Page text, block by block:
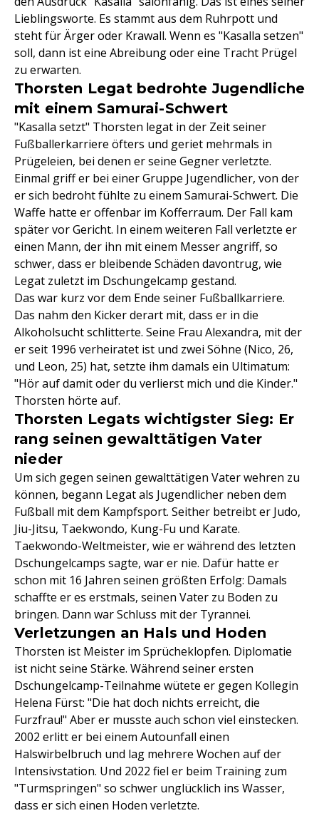
Lieblingsworte. Es stammt aus dem Ruhrpott und
steht für Ärger oder Krawall. Wenn es "Kasalla setzen"
soll, dann ist eine Abreibung oder eine Tracht Prügel
zu erwarten.
Thorsten Legat bedrohte Jugendliche
mit einem Samurai-Schwert
"Kasalla setzt" Thorsten legat in der Zeit seiner
Fußballerkarriere öfters und geriet mehrmals in
Prügeleien, bei denen er seine Gegner verletzte.
Einmal griff er bei einer Gruppe Jugendlicher, von der
er sich bedroht fühlte zu einem Samurai-Schwert. Die
Waffe hatte er offenbar im Kofferraum. Der Fall kam
später vor Gericht. In einem weiteren Fall verletzte er
einen Mann, der ihn mit einem Messer angriff, so
schwer, dass er bleibende Schäden davontrug, wie
Legat zuletzt im Dschungelcamp gestand.
Das war kurz vor dem Ende seiner Fußballkarriere.
Das nahm den Kicker derart mit, dass er in die
Alkoholsucht schlitterte. Seine Frau Alexandra, mit der
er seit 1996 verheiratet ist und zwei Söhne (Nico, 26,
und Leon, 25) hat, setzte ihm damals ein Ultimatum:
"Hör auf damit oder du verlierst mich und die Kinder."
Thorsten hörte auf.
Thorsten Legats wichtigster Sieg: Er
rang seinen gewalttätigen Vater
nieder
Um sich gegen seinen gewalttätigen Vater wehren zu
können, begann Legat als Jugendlicher neben dem
Fußball mit dem Kampfsport. Seither betreibt er Judo,
Jiu-Jitsu, Taekwondo, Kung-Fu und Karate.
Taekwondo-Weltmeister, wie er während des letzten
Dschungelcamps sagte, war er nie. Dafür hatte er
schon mit 16 Jahren seinen größten Erfolg: Damals
schaffte er es erstmals, seinen Vater zu Boden zu
bringen. Dann war Schluss mit der Tyrannei.
Verletzungen an Hals und Hoden
Thorsten ist Meister im Sprücheklopfen. Diplomatie
ist nicht seine Stärke. Während seiner ersten
Dschungelcamp-Teilnahme wütete er gegen Kollegin
Helena Fürst: "Die hat doch nichts erreicht, die
Furzfrau!" Aber er musste auch schon viel einstecken.
2002 erlitt er bei einem Autounfall einen
Halswirbelbruch und lag mehrere Wochen auf der
Intensivstation. Und 2022 fiel er beim Training zum
"Turmspringen" so schwer unglücklich ins Wasser,
dass er sich einen Hoden verletzte.